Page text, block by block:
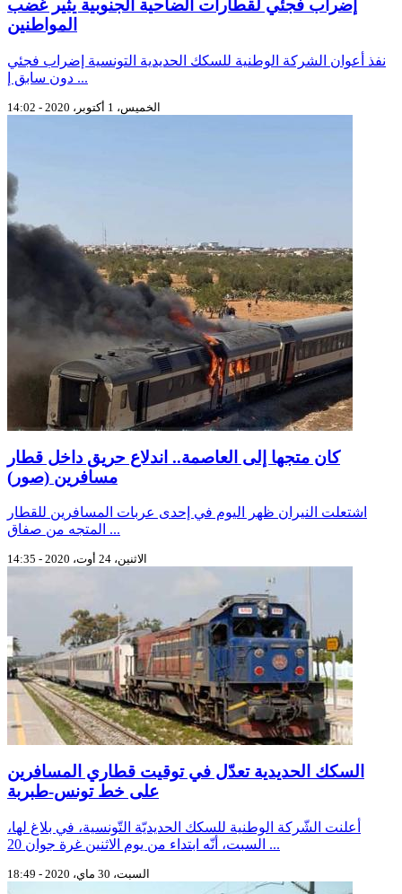
إضراب فجئي لقطارات الضاحية الجنوبية يثير غضب
المواطنين
نفذ أعوان الشركة الوطنية للسكك الحديدية التونسية إضراب فجئي
دون سابق إ ...
الخميس، 1 أكتوبر، 2020 - 14:02
كان متجها إلى العاصمة.. اندلاع حريق داخل قطار
مسافرين (صور)
اشتعلت النيران ظهر اليوم في إحدى عربات المسافرين للقطار
المتجه من صفاق ...
الاثنين، 24 أوت، 2020 - 14:35
السكك الحديدية تعدّل في توقيت قطاري المسافرين
على خط تونس-طبربة
أعلنت الشّركة الوطنية للسكك الحديديّة التّونسية، في بلاغ لها،
السبت، أنّه ابتداء من يوم الاثنين غرة جوان 20 ...
السبت، 30 ماي، 2020 - 18:49